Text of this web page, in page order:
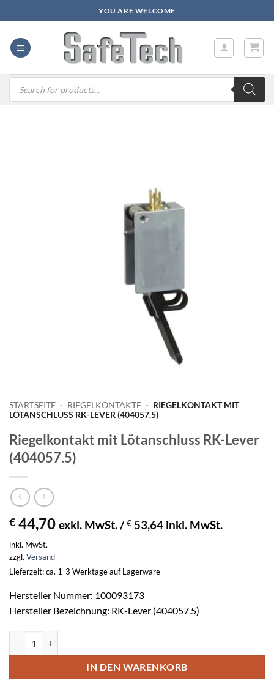
Inhalt
springen
YOU ARE WELCOME
Products
search
STARTSEITE - RIEGELKONTAKTE - RIEGELKONTAKT MIT
LÖTANSCHLUSS RK-LEVER (404057.5)
Riegelkontakt mit Lötanschluss RK-Lever
(404057.5)
€ 44,70 exkl. MwSt. /€ 53,64 inkl. MwSt.
inkl. MwSt.
zzgl. Versand
Lieferzeit: ca. 1-3 Werktage auf Lagerware
Hersteller Nummer: 100093173
Hersteller Bezeichnung: RK-Lever (404057.5)
IN DEN WARENKORB